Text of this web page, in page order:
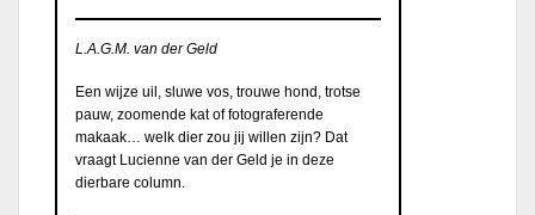
L.A.G.M. van der Geld
Een wijze uil, sluwe vos, trouwe hond, trotse
pauw, zoomende kat of fotograferende
makaak… welk dier zou jij willen zijn? Dat
vraagt Lucienne van der Geld je in deze
dierbare column.